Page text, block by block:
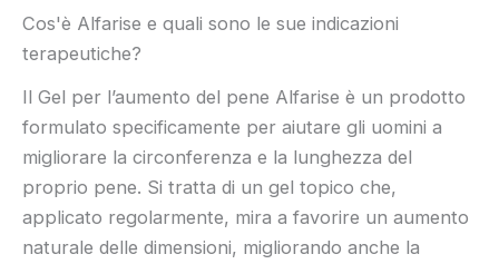
Cos'è Alfarise e quali sono le sue indicazioni
terapeutiche?
Il Gel per l’aumento del pene Alfarise è un prodotto
formulato specificamente per aiutare gli uomini a
migliorare la circonferenza e la lunghezza del
proprio pene. Si tratta di un gel topico che,
applicato regolarmente, mira a favorire un aumento
naturale delle dimensioni, migliorando anche la